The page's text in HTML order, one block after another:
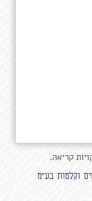
קריאה.